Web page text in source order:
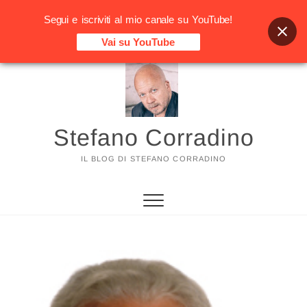
Vai
Stefano Corradino
IL BLOG DI STEFANO CORRADINO
Segui e iscriviti al mio canale su YouTube!
Vai su YouTube